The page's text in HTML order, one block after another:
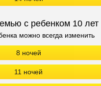
с ребенком 10 лет
можно всегда изменить
8 ночей
11 ночей